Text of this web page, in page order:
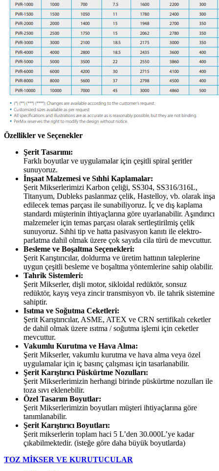
Özellikler ve Seçenekler
Şerit Tasarımı:
Farklı boyutlar ve uygulamalar için çeşitli spiral şeritler
sunuyoruz.
İnşaat Malzemesi ve Sıhhi Kaplamalar:
Şerit Mikserlerimizi Karbon çeliği, SS304, SS316/316L,
Titanyum, Dubleks paslanmaz çelik, Hastelloy, vb. olarak inşa
edilecek temas parçası ile sunabiliyoruz. İç ve dış kaplama
standardı müşterinin ihtiyaçlarına göre uyarlanabilir. Aşındırıcı
malzemeler için temas parçası olarak sertleştirilmiş çelik
sunuyoruz. Sıhhi tip ve hatta pasivasyon kanıtı ile elektro-
parlatma dahil olmak üzere çok sayıda cila türü de mevcuttur.
Besleme ve Boşaltma Seçenekleri:
Şerit Karıştırıcılar, doldurma ve üretim hattının taleplerine
uygun çeşitli besleme ve boşaltma yöntemlerine sahip olabilir.
Tahrik Sistemleri:
Şerit Mikserler, dişli motor, sikloidal redüktör, sonsuz
redüktör, kayış veya zincir transmisyon vb. ile tahrik sistemine
sahiptir.
Isıtma ve Soğutma Ceketleri:
Şerit Karıştırıcılar, ASME, ATEX ve CRN sertifikalı ceketler
de dahil olmak üzere ısıtma / soğutma işlemi için ceketler
mevcuttur.
Vakumlu Kurutma ve Hava Alma:
Şerit Mikserler, vakumlu kurutma ve hava alma veya özel
uygulamalar için iç basınç çalışması için tasarlanabilir.
Şerit Karıştırıcı Püskürtme Nozulları:
Şerit Mikserlerimizin herhangi birinde püskürtme nozulları ile
toza sıvı eklenebilir.
Özel Tasarım Boyutlar:
Şerit Mikserlerimizin boyutları müşteri ihtiyaçlarına göre
tanımlanabilir.
Şerit Karıştırıcı Boyutları:
Şerit mikserlerin toplam haci 5 L’den 30.000L’ye kadar
çıkabilmektedir. (isteğe göre daha büyük boyutlarda)
TOZ MİKSER VE KURUTUCULAR